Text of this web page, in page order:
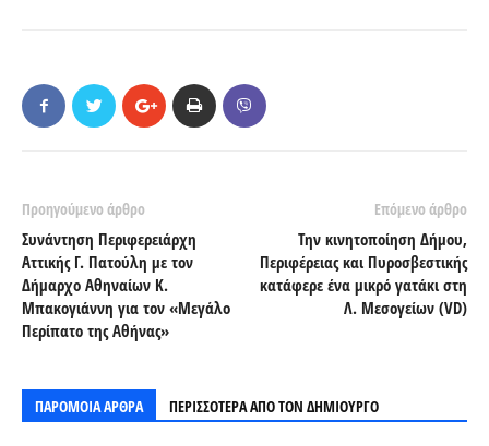
Προηγούμενο άρθρο
Συνάντηση Περιφερειάρχη
Αττικής Γ. Πατούλη με τον
Δήμαρχο Αθηναίων Κ.
Μπακογιάννη για τον «Μεγάλο
Περίπατο της Αθήνας»
Επόμενο άρθρο
Την κινητοποίηση Δήμου,
Περιφέρειας και Πυροσβεστικής
κατάφερε ένα μικρό γατάκι στη
Λ. Μεσογείων (VD)
ΠΑΡΟΜΟΙΑ ΑΡΘΡΑ ΠΕΡΙΣΣΟΤΕΡΑ ΑΠΟ ΤΟΝ ΔΗΜΙΟΥΡΓΟ